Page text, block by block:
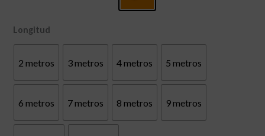
Longitud
2 metros 3 metros 4 metros 5 metros
6 metros 7 metros 8 metros 9 metros